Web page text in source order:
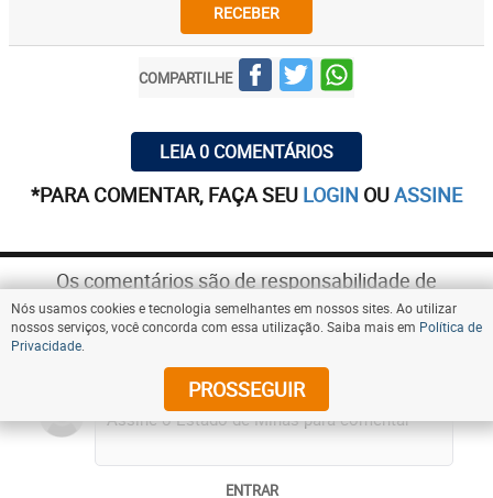
RECEBER
COMPARTILHE
LEIA 0 COMENTÁRIOS
*PARA COMENTAR, FAÇA SEU LOGIN OUASSINE
Os comentários são de responsabilidade de
seus autores e não representam a opinião do
Estado de Minas.
Leia 0 comentários
ENTRAR
Nós usamos cookies e tecnologia semelhantes em nossos sites. Ao utilizar
nossos serviços, você concorda com essa utilização. Saiba mais em Política de
Privacidade
PROSSEGUIR